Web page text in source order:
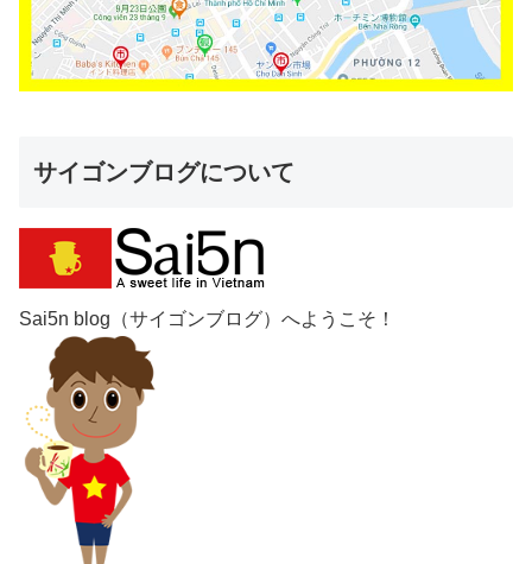
サイゴンブログについて
Sai5n blog（サイゴンブログ）へようこそ！